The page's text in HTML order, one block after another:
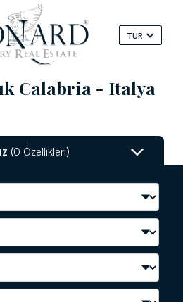
TUR
Calabria - Italya
(0 Özellikleri)